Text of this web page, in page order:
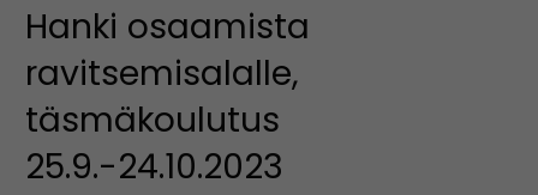
Hanki osaamista
ravitsemisalalle,
täsmäkoulutus
25.9.-24.10.2023